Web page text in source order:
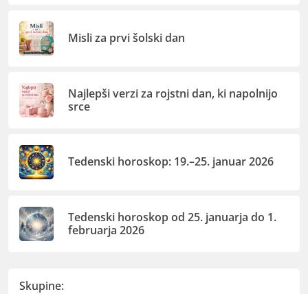
Misli za prvi šolski dan
Najlepši verzi za rojstni dan, ki napolnijo
srce
Tedenski horoskop: 19.–25. januar 2026
Tedenski horoskop od 25. januarja do 1.
februarja 2026
Skupine: